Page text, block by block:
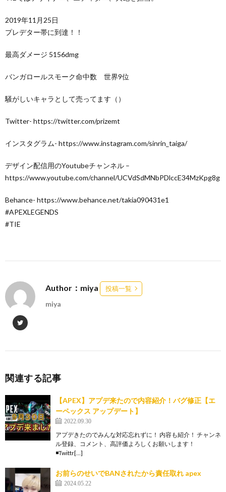
2019年11月25日
プレデター帯に到達！！
最高ダメージ 5156dmg
バンガロールスモーク命中数 世界9位
騒がしいキャラとして売ってます（）
Twitter- https://twitter.com/prizemt
インスタグラム- https://www.instagram.com/sinrin_taiga/
デザイン配信用のYoutubeチャンネル –
https://www.youtube.com/channel/UCVdSdMNbPDlccE34MzKpg8g
Behance- https://www.behance.net/takia090431e1
#APEXLEGENDS
#TIE
Author：miya 投稿一覧
miya
関連する記事
【APEX】アプデ来たので内容紹介！バグ修正【エ
ーペックス アップデート】
2022.09.30
アプデきたのでみんな対応忘れずに！ 内容も紹介！ チャンネ
ル登録、コメント、高評価よろしくお願いします！
◾️Twittr[…]
お前らのせいでBANされたから責任取れ apex
2024.05.22